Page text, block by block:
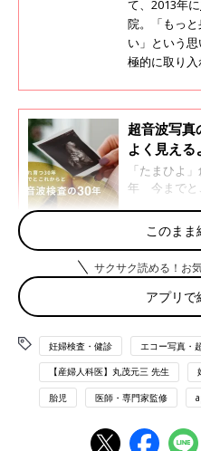
て、2013年に
院。「もっ
い」という
極的に取り入
超音波写
よく見える
ん【超音
「たまひよ
年 今までと
「NIPT(新型
査は赤ちゃ
方、難しい
た。私たち
けとめ、い
児診療を専
超音波検査でおなかの中
超音波画像は、かたいものに
抜けるという超音波の性質を
を画面上に投影しています。赤
かたいものは白く、羊水や血
や脂肪、胎盤などはグレーに
ちゃんの断面のため、超音波
このまま
サクサク読める！お
アプリで
妊婦検査・健診 エコー写真・
【産婦人科医】丸茂元三 先生
胎児 医師・専門家監修